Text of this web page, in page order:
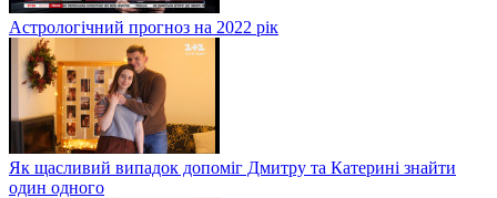
Астрологічний прогноз на 2022 рік
Як щасливий випадок допоміг Дмитру та Катерині знайти
один одного